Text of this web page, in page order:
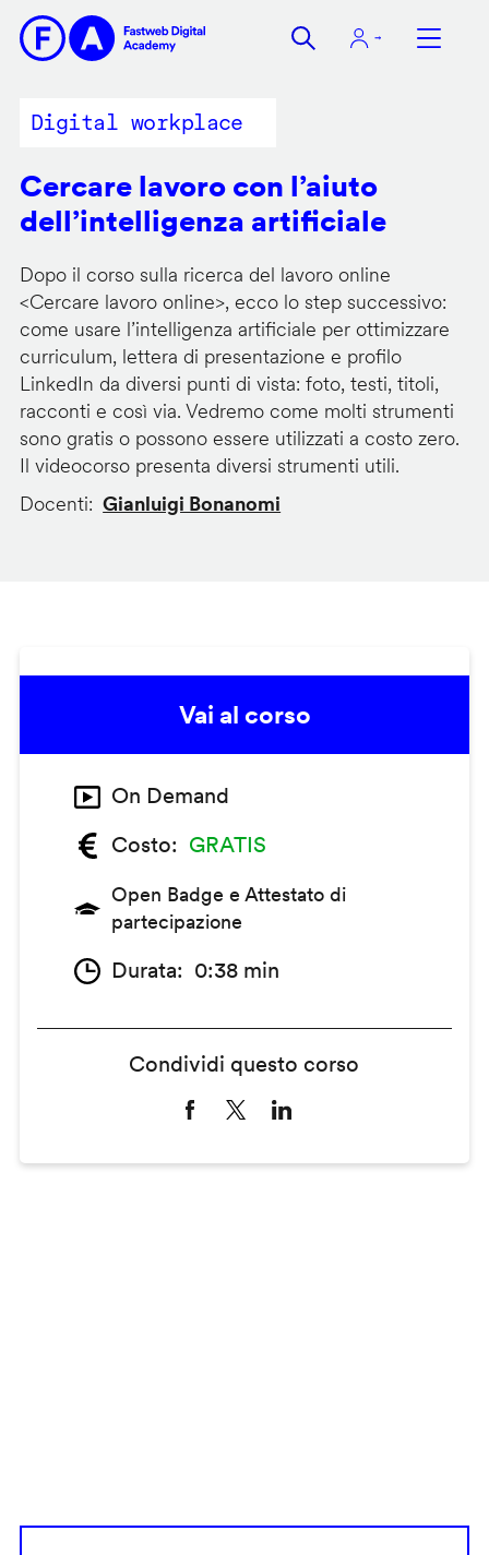
contenuto
Digital workplace
Cercare lavoro con l’aiuto
dell’intelligenza artificiale
Dopo il corso sulla ricerca del lavoro online
<Cercare lavoro online>, ecco lo step successivo:
come usare l’intelligenza artificiale per ottimizzare
curriculum, lettera di presentazione e profilo
LinkedIn da diversi punti di vista: foto, testi, titoli,
racconti e così via. Vedremo come molti strumenti
sono gratis o possono essere utilizzati a costo zero.
Il videocorso presenta diversi strumenti utili.
Docenti
Gianluigi Bonanomi
Vai al corso
On Demand
Costo
GRATIS
Open Badge e Attestato di
partecipazione
Durata 0:38 min
Condividi questo corso